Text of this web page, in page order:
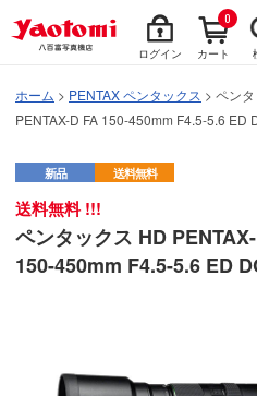
ログイン カート
0
ホーム > PENTAX ペンタックス > ペン
PENTAX-D FA 150-450mm F4.5-5.6 ED
新品 送料無料
送料無料 !!!
ペンタックス HD
150-450mm F4.5-5.6 ED